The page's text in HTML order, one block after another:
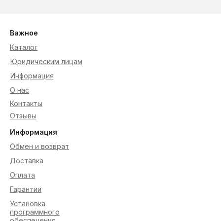
Информация
Обмен и возврат
Доставка
Оплата
Гарантии
Установка
программного
Важное
Каталог
Юридическим лицам
Информация
О нас
Контакты
Отзывы